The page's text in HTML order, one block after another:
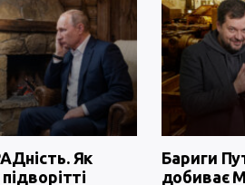
Як
Бариги
добиває